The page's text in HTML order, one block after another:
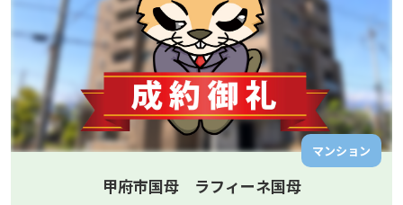
マンション
甲府市国母 ラフィーネ国母